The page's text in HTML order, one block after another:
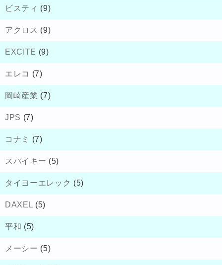
ビスティ (9)
アクロス (9)
EXCITE (9)
エレコ (7)
岡崎産業 (7)
JPS (7)
コナミ (7)
スパイキー (5)
タイヨーエレック (5)
DAXEL (5)
平和 (5)
メーシー (5)